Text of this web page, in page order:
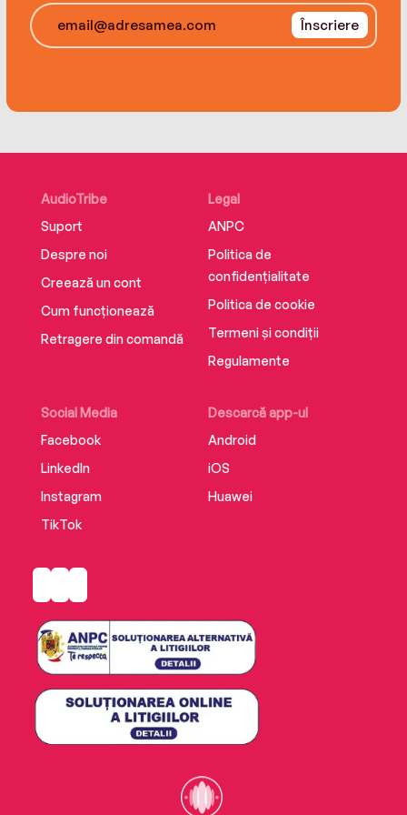
Fire & Sword creates a magnificent world built
on brutality and political games, where no one is
Înscriere
AudioTribe
Suport
Despre noi
Creează un cont
Cum funcționează
Retragere din comandă
Social Media
Facebook
LinkedIn
Instagram
TikTok
Descarcă app-ul
Android
iOS
Huawei
Legal
ANPC
Politica de
confidențialitate
Politica de cookie
Termeni și condiții
Regulamente